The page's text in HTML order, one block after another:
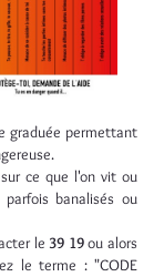
graduée permettant
ce que l'on vit ou
banalisés ou
le39 19ou alors
le terme : "CODE